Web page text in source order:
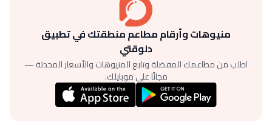
منيوهات وأرقام مطاعم منطقتك في تطبيق
دلوقتي
اطلب من مطاعمك المفضلة وتابع المنيوهات والأسعار المحدثة —
مجانًا على موبايلك.